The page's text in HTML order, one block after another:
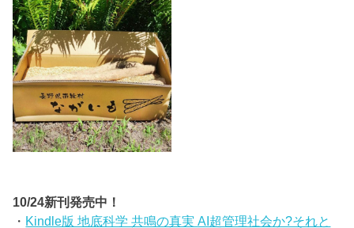
10/24新刊発売中！
・ Kindle版 地底科学 共鳴の真実 AI超管理社会か?それと